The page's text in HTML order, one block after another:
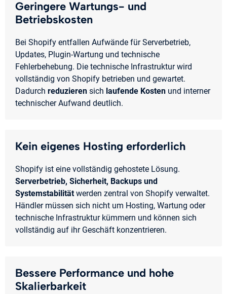
Geringere Wartungs- und
Betriebskosten
Bei Shopify entfallen Aufwände für Serverbetrieb,
Updates, Plugin-Wartung und technische
Fehlerbehebung. Die technische Infrastruktur wird
vollständig von Shopify betrieben und gewartet.
Dadurch reduzieren sich laufende Kosten und interner
technischer Aufwand deutlich.
Kein eigenes Hosting erforderlich
Shopify ist eine vollständig gehostete Lösung.
Serverbetrieb, Sicherheit, Backups und
Systemstabilitätwerden zentral von Shopify verwaltet.
Händler müssen sich nicht um Hosting, Wartung oder
technische Infrastruktur kümmern und können sich
vollständig auf ihr Geschäft konzentrieren.
Bessere Performance und hohe
Skalierbarkeit